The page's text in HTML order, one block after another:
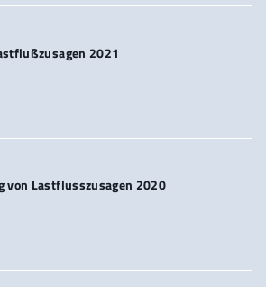
2021
von Lastflusszusagen 2020